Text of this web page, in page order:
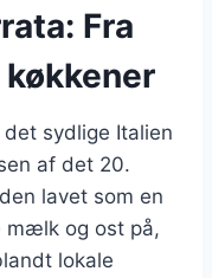
Fra
sydlige Italien
af det 20.
lavet som en
mælk og ost på,
lokale